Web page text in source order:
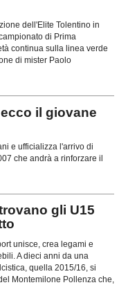
dell'Elite Tolentino in
di Prima
continua sulla linea verde
di mister Paolo
il giovane
e ufficializza l'arrivo di
che andrà a rinforzare il
gli U15
unisce, crea legami e
A dieci anni da una
quella 2015/16, si
Montemilone Pollenza che,